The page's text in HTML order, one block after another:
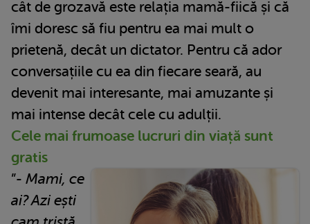
cât de grozavă este relația mamă-fiică și că
îmi doresc să fiu pentru ea mai mult o
prietenă, decât un dictator. Pentru că ador
conversațiile cu ea din fiecare seară, au
devenit mai interesante, mai amuzante și
mai intense decât cele cu adulții.
Cele mai frumoase lucruri din viață sunt
gratis
”- Mami, ce
ai? Azi ești